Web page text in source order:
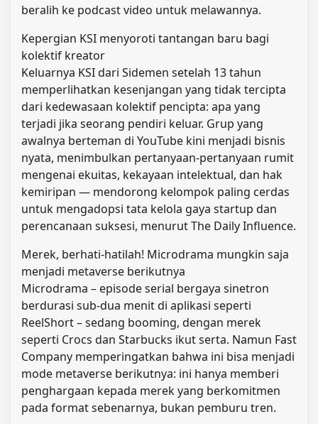
beralih ke podcast video untuk melawannya.
Kepergian KSI menyoroti tantangan baru bagi
kolektif kreator
Keluarnya KSI dari Sidemen setelah 13 tahun
memperlihatkan kesenjangan yang tidak tercipta
dari kedewasaan kolektif pencipta: apa yang
terjadi jika seorang pendiri keluar. Grup yang
awalnya berteman di YouTube kini menjadi bisnis
nyata, menimbulkan pertanyaan-pertanyaan rumit
mengenai ekuitas, kekayaan intelektual, dan hak
kemiripan — mendorong kelompok paling cerdas
untuk mengadopsi tata kelola gaya startup dan
perencanaan suksesi, menurut The Daily Influence.
Merek, berhati-hatilah! Microdrama mungkin saja
menjadi metaverse berikutnya
Microdrama – episode serial bergaya sinetron
berdurasi sub-dua menit di aplikasi seperti
ReelShort – sedang booming, dengan merek
seperti Crocs dan Starbucks ikut serta. Namun Fast
Company memperingatkan bahwa ini bisa menjadi
mode metaverse berikutnya: ini hanya memberi
penghargaan kepada merek yang berkomitmen
pada format sebenarnya, bukan pemburu tren.